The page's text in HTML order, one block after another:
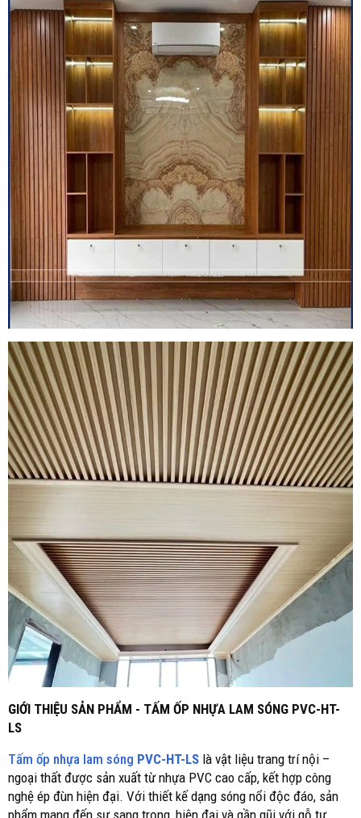
GIỚI THIỆU SẢN PHẨM - TẤM ỐP NHỰA LAM SÓNG PVC-HT-
LS
Tấm ốp nhựa lam sóng PVC-HT-LS là vật liệu trang trí nội –
ngoại thất được sản xuất từ nhựa PVC cao cấp, kết hợp công
nghệ ép đùn hiện đại. Với thiết kế dạng sóng nổi độc đáo, sản
phẩm mang đến sự sang trọng, hiện đại và gần gũi với gỗ tự